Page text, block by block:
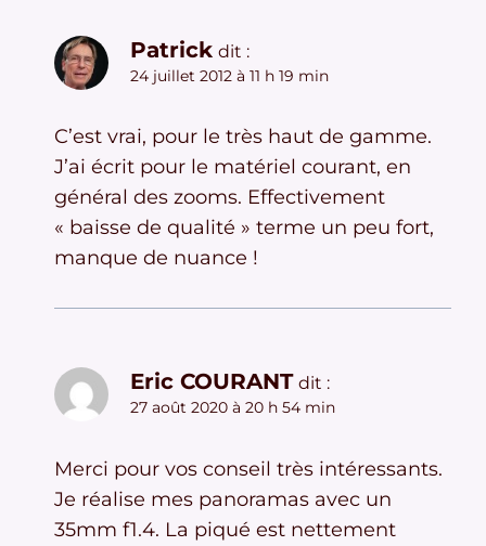
Patrick dit :
24 juillet 2012 à 11 h 19 min
C’est vrai, pour le très haut de gamme.
J’ai écrit pour le matériel courant, en
général des zooms. Effectivement
« baisse de qualité » terme un peu fort,
manque de nuance !
Eric COURANT dit :
27 août 2020 à 20 h 54 min
Merci pour vos conseil très intéressants.
Je réalise mes panoramas avec un
35mm f1.4. La piqué est nettement